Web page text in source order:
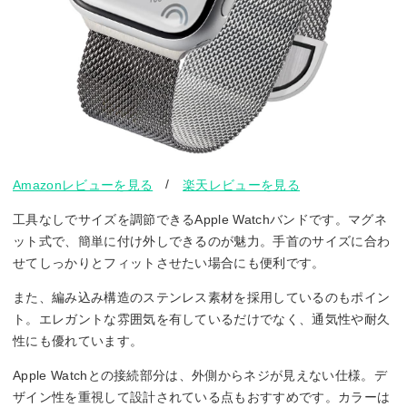
Amazonレビューを見る /楽天レビューを見る
工具なしでサイズを調節できるApple Watchバンドです。マグネ
ット式で、簡単に付け外しできるのが魅力。手首のサイズに合わ
せてしっかりとフィットさせたい場合にも便利です。
また、編み込み構造のステンレス素材を採用しているのもポイン
ト。エレガントな雰囲気を有しているだけでなく、通気性や耐久
性にも優れています。
Apple Watchとの接続部分は、外側からネジが見えない仕様。デ
ザイン性を重視して設計されている点もおすすめです。カラーは